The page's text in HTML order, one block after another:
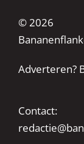
© 2026
Adverteren?
Contact: